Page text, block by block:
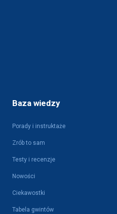
Baza wiedzy
Porady i instruktaże
Zrób to sam
Testy i recenzje
Nowości
Ciekawostki
Tabela gwintów